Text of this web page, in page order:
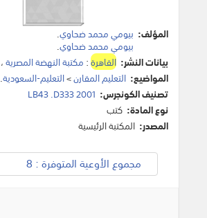
المؤلف: بيومي محمد ضحاوي.
بيومي محمد ضحاوي.
بيانات النشر: القاهرة: مكتبة النهضة المصرية،
المواضيع: التعليم المقارن>التعليم-السعودية.
تصنيف الكونجرس: LB43 .D333 2001
نوع المادة: كتب
المصدر: المكتبة الرئيسية
مجموع الأوعية المتوفرة : 8